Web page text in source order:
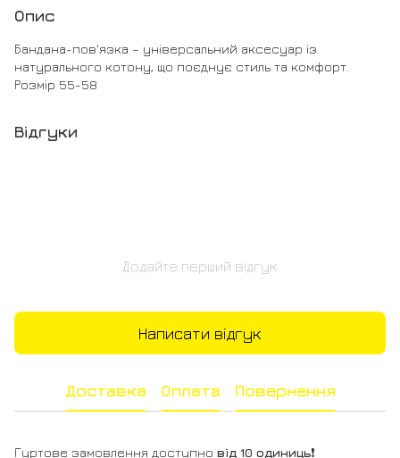
Опис
Бандана-пов'язка – універсальний аксесуар із
натурального котону, що поєднує стиль та комфорт.
Розмір 55-58
Відгуки
Додайте перший відгук
Написати відгук
Доставка Оплата Повернення
Гуртове замовлення доступно від 10 одиниць❗️